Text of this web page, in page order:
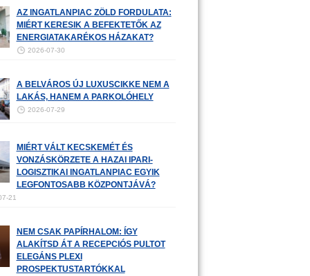
AZ INGATLANPIAC ZÖLD FORDULATA:
MIÉRT KERESIK A BEFEKTETŐK AZ
ENERGIATAKARÉKOS HÁZAKAT?
2026-07-30
A BELVÁROS ÚJ LUXUSCIKKE NEM A
LAKÁS, HANEM A PARKOLÓHELY
2026-07-29
MIÉRT VÁLT KECSKEMÉT ÉS
VONZÁSKÖRZETE A HAZAI IPARI-
LOGISZTIKAI INGATLANPIAC EGYIK
LEGFONTOSABB KÖZPONTJÁVÁ?
21
NEM CSAK PAPÍRHALOM: ÍGY
ALAKÍTSD ÁT A RECEPCIÓS PULTOT
ELEGÁNS PLEXI
PROSPEKTUSTARTÓKKAL